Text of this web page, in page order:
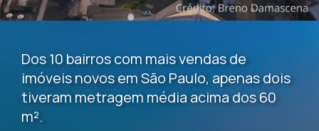
Dos 10 bairros com mais vendas de
imóveis novos em São Paulo, apenas dois
tiveram metragem média acima dos 60
m².